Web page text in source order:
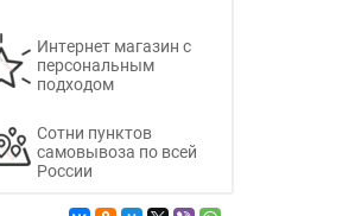
Интернет магазин с
персональным
подходом
Сотни пунктов
самовывоза по всей
России